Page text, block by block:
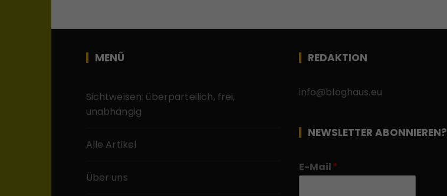
MENÜ
Sichtweisen: überparteilich, frei,
unabhängig
Alle Artikel
Über uns
REDAKTION
info@bloghaus.eu
NEWSLETTER ABONNIEREN?
E-Mail *